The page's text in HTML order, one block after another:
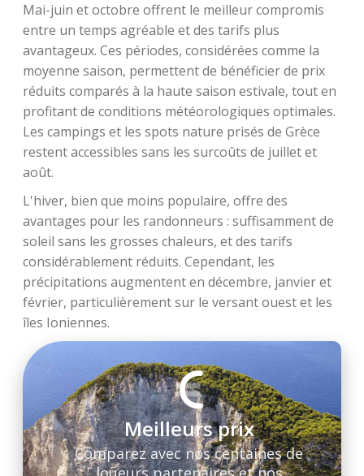
Mai-juin et octobre offrent le meilleur compromis
entre un temps agréable et des tarifs plus
avantageux. Ces périodes, considérées comme la
moyenne saison, permettent de bénéficier de prix
réduits comparés à la haute saison estivale, tout en
profitant de conditions météorologiques optimales.
Les campings et les spots nature prisés de Grèce
restent accessibles sans les surcoûts de juillet et
août.
L'hiver, bien que moins populaire, offre des
avantages pour les randonneurs : suffisamment de
soleil sans les grosses chaleurs, et des tarifs
considérablement réduits. Cependant, les
précipitations augmentent en décembre, janvier et
février, particulièrement sur le versant ouest et les
îles Ioniennes.
Meilleurs prix
Comparez avec nos centaines de